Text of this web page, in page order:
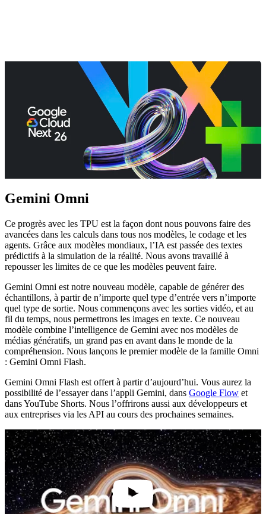
Gemini Omni
Ce progrès avec les TPU est la façon dont nous pouvons faire des
avancées dans les calculs dans tous nos modèles, le codage et les
agents. Grâce aux modèles mondiaux, l’IA est passée des textes
prédictifs à la simulation de la réalité. Nous avons travaillé à
repousser les limites de ce que les modèles peuvent faire.
Gemini Omni est notre nouveau modèle, capable de générer des
échantillons, à partir de n’importe quel type d’entrée vers n’importe
quel type de sortie. Nous commençons avec les sorties vidéo, et au
fil du temps, nous permettrons les images en texte. Ce nouveau
modèle combine l’intelligence de Gemini avec nos modèles de
médias génératifs, un grand pas en avant dans le monde de la
compréhension. Nous lançons le premier modèle de la famille Omni
: Gemini Omni Flash.
Gemini Omni Flash est offert à partir d’aujourd’hui. Vous aurez la
possibilité de l’essayer dans l’appli Gemini, dans Google Flow et
dans YouTube Shorts. Nous l’offrirons aussi aux développeurs et
aux entreprises via les API au cours des prochaines semaines.